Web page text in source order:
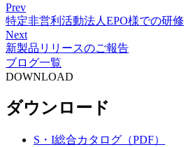
Prev
特定非営利活動法人EPO様での研修
Next
新製品リリースのご報告
ブログ一覧
DOWNLOAD
ダウンロード
S・I総合カタログ（PDF）